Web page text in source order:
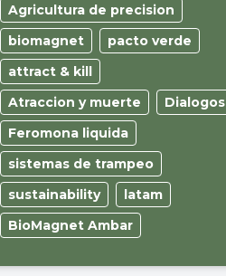
Agricultura de precision
biomagnet
pacto verde
attract & kill
Atraccion y muerte
Dialogos
Feromona liquida
sistemas de trampeo
sustainability
latam
BioMagnet Ambar